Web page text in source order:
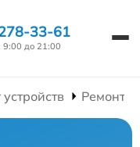
33-61
9:00 до 21:00
Ремонт